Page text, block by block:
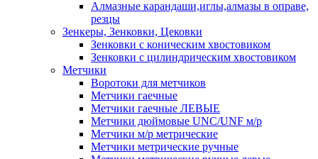
Алмазные карандаши,иглы,алмазы в оправе,
резцы
Зенкеры, Зенковки, Цековки
Зенковки с коническим хвостовиком
Зенковки с цилиндрическим хвостовиком
Метчики
Воротоки для метчиков
Метчики гаечные
Метчики гаечные ЛЕВЫЕ
Метчики дюймовые UNC/UNF м/р
Метчики м/р метрические
Метчики метрические ручные